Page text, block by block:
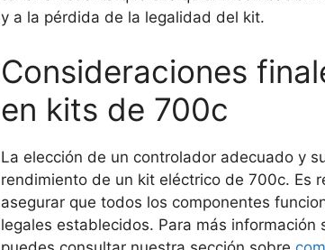
y a la pérdida de la legalidad del kit.
Consideraciones
en kits de 700c
La elección de un controlador adecuado y
rendimiento de un kit eléctrico de 700c. Es
asegurar que todos los componentes
legales establecidos. Para más